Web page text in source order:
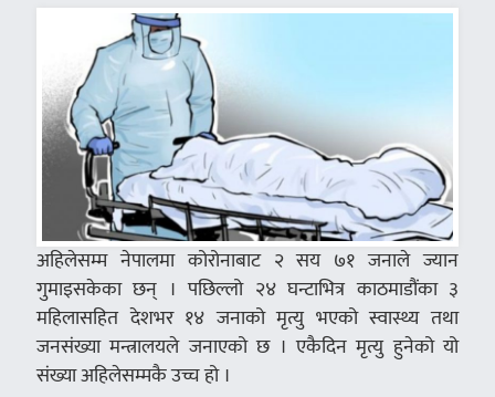
अहिलेसम्म नेपालमा कोरोनाबाट २ सय ७१ जनाले ज्यान
गुमाइसकेका छन् । पछिल्लो २४ घन्टाभित्र काठमाडौंका ३
महिलासहित देशभर १४ जनाको मृत्यु भएको स्वास्थ्य तथा
जनसंख्या मन्त्रालयले जनाएको छ । एकैदिन मृत्यु हुनेको यो
संख्या अहिलेसम्मकै उच्च हो ।